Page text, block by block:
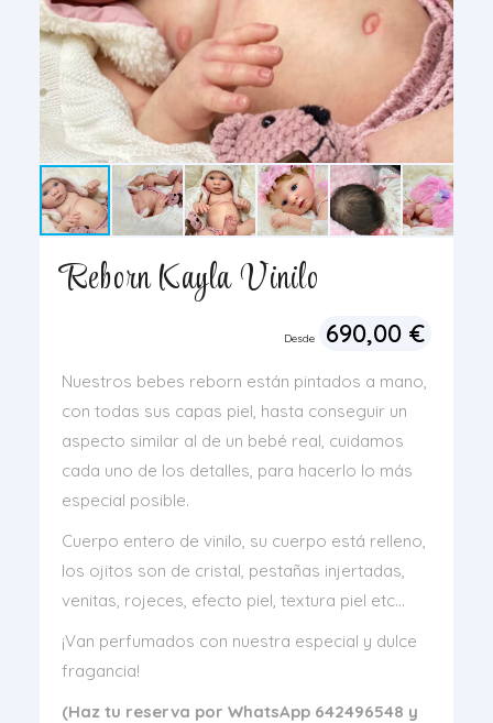
Reborn Kayla Vinilo
Desde 690,00 €
Nuestros bebes reborn están pintados a mano,
con todas sus capas piel, hasta conseguir un
aspecto similar al de un bebé real, cuidamos
cada uno de los detalles, para hacerlo lo más
especial posible.
Cuerpo entero de vinilo, su cuerpo está relleno,
los ojitos son de cristal, pestañas injertadas,
venitas, rojeces, efecto piel, textura piel etc…
¡Van perfumados con nuestra especial y dulce
fragancia!
(Haz tu reserva por WhatsApp 642496548 y